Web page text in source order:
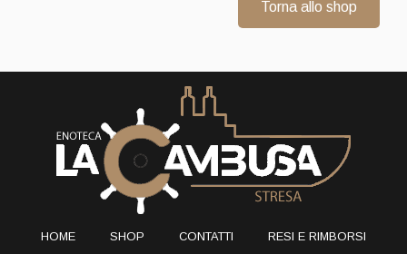
Torna allo shop
HOME SHOP CONTATTI RESI E RIMBORSI